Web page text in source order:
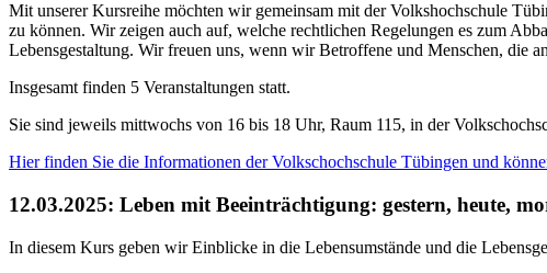
Mit unserer Kursreihe möchten wir gemeinsam mit der Volkshochschule
zu können. Wir zeigen auch auf, welche rechtlichen Regelungen es zum
Lebensgestaltung. Wir freuen uns, wenn wir Betroffene und Menschen, die
Insgesamt finden 5 Veranstaltungen statt.
Sie sind jeweils mittwochs von 16 bis 18 Uhr, Raum 115, in der
Hier finden Sie die Informationen der Volkschochschule Tübingen und
12.03.2025: Leben mit Beeinträchtigung: gestern, heute,
In diesem Kurs geben wir Einblicke in die Lebensumstände und die